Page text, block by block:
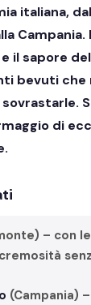
italiana,
Campania.
il sapore
bevuti che
di
– con
(Campania)